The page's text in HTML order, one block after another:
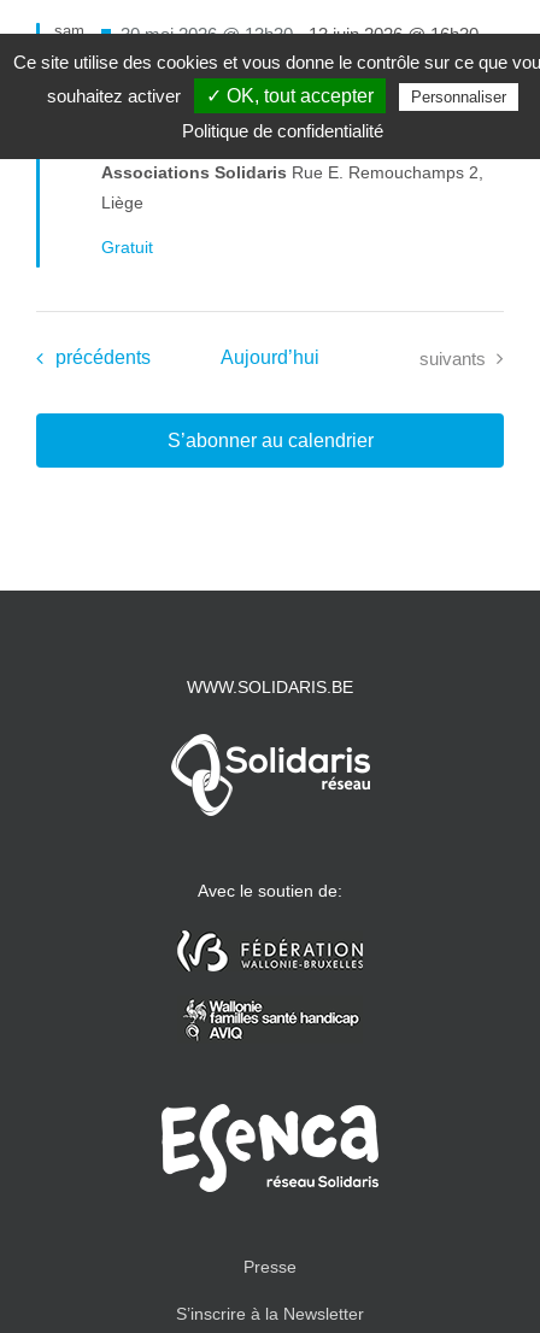
sam
Voix en action : Exprimez-vous, impactez le
monde !
Mis
en
avant
30 mai 2026 @ 13h30-13 juin 2026 @ 16h30
Associations Solidaris Rue E. Remouchamps 2,
Liège
Gratuit
Évènements
précédents Aujourd’hui Évènements
suivants
S’abonner au calendrier
WWW.SOLIDARIS.BE
Avec le soutien de:
Presse
S’inscrire à la Newsletter
Ce site utilise des cookies et vous donne le contrôle sur ce que
souhaitez activer
✓ OK, tout accepter Personnaliser
Politique de confidentialité